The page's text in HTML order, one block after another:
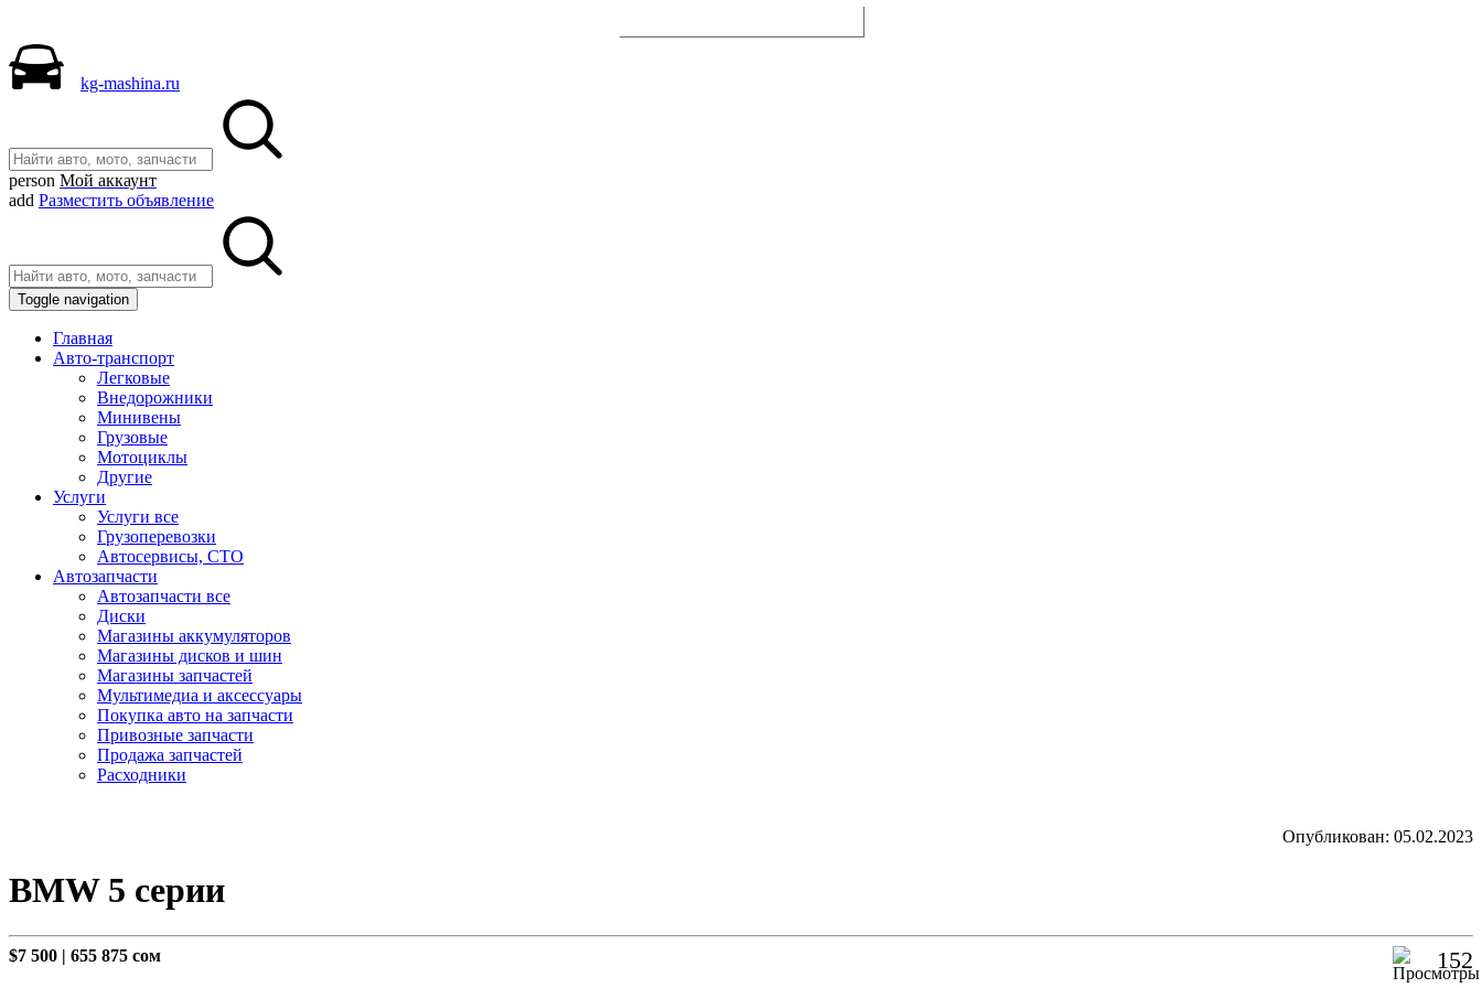
kg-mashina.ru
person Мой аккаунт
add Разместить объявление
Toggle navigation
Главная
Авто-транспорт
Легковые
Внедорожники
Минивены
Грузовые
Мотоциклы
Другие
Услуги
Услуги все
Грузоперевозки
Автосервисы, СТО
Автозапчасти
Автозапчасти все
Диски
Магазины аккумуляторов
Магазины дисков и шин
Магазины запчастей
Мультимедиа и аксессуары
Покупка авто на запчасти
Привозные запчасти
Продажа запчастей
Расходники
Опубликован: 05.02.2023
BMW 5 серии
$7 500 | 655 875 сом 152